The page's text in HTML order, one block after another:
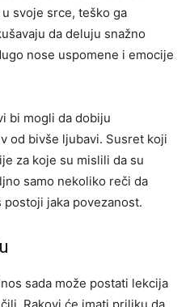
svoje srce, teško ga
da deluju snažno
nose uspomene i emocije
bi mogli da dobiju
od bivše ljubavi. Susret koji
za koje su mislili da su
samo nekoliko reči da
jaka povezanost.
sada može postati lekcija